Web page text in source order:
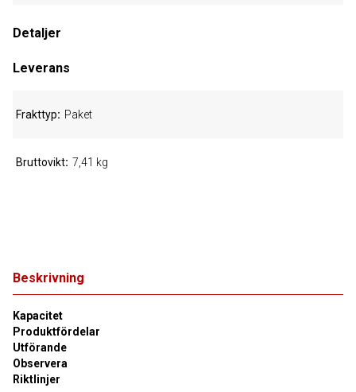
Beskrivning
Kapacitet
Produktfördelar
Utförande
Observera
Riktlinjer
Detaljer
Leverans
Frakttyp Paket
Bruttovikt 7,41 kg